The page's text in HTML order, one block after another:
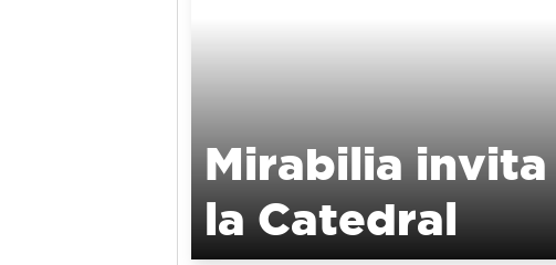
Mirabilia invita
la Catedral